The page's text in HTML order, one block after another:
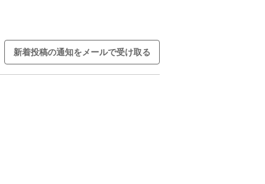
新着投稿の通知をメールで受け取る